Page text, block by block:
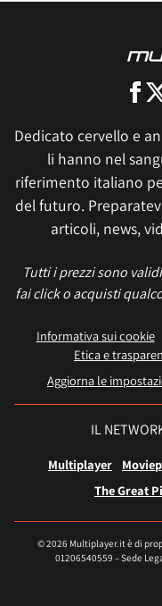
Dedicato cervello e
li hanno nel
riferimento italiano
del futuro.
articoli, news,
Tutti i prezzi sono
fai click o acquisti
Informativa sui cookie
Etica e
Aggiorna le
IL
Multiplayer
The Great
© 2026 Multiplayer.it è di
01206540559 – Sede